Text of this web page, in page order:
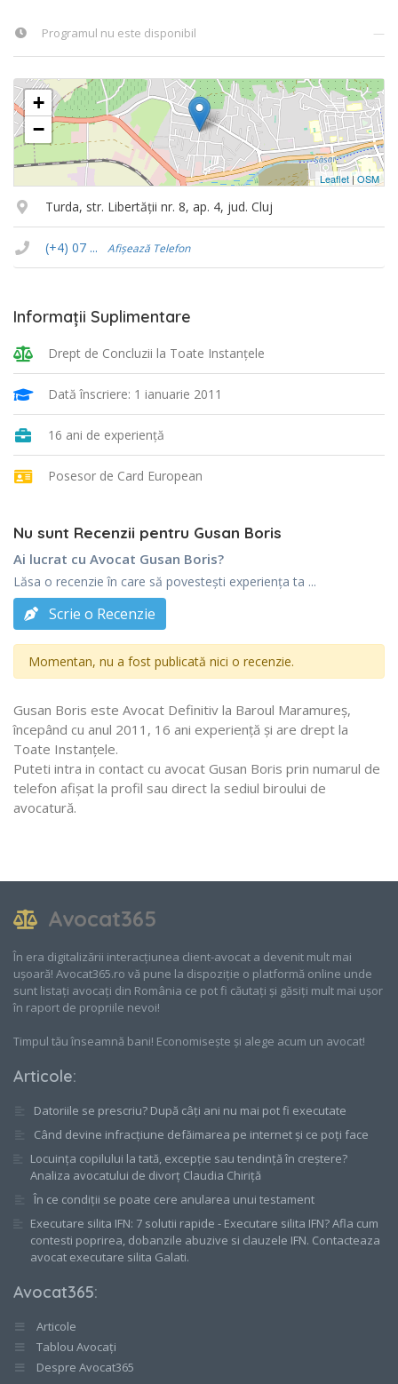
Programul nu este disponibil —
+
−
Leaflet|OSM
Turda, str. Libertății nr. 8, ap. 4, jud. Cluj
(+4) 07 ... Afișează Telefon
Informații Suplimentare
Drept de Concluzii la Toate Instanţele
Dată înscriere: 1 ianuarie 2011
16 ani de experiență
Posesor de Card European
Nu sunt Recenzii pentru Gusan Boris
Ai lucrat cu Avocat Gusan Boris?
Lăsa o recenzie în care să povestești experiența ta ...
Scrie o Recenzie
Momentan, nu a fost publicată nici o recenzie.
Gusan Boris este Avocat Definitiv la Baroul Maramureş,
începând cu anul 2011, 16 ani experiență și are drept la
Toate Instanţele.
Puteti intra in contact cu avocat Gusan Boris prin numarul de
telefon afișat la profil sau direct la sediul biroului de
avocatură.
Avocat365
În era digitalizării interacțiunea client-avocat a devenit mult mai
ușoară! Avocat365.ro vă pune la dispoziție o platformă online unde
sunt listați avocați din România ce pot fi căutați și găsiți mult mai ușor
în raport de propriile nevoi!
Timpul tău înseamnă bani! Economisește și alege acum un avocat!
Articole:
Datoriile se prescriu? După câți ani nu mai pot fi executate
Când devine infracțiune defăimarea pe internet și ce poți face
Locuința copilului la tată, excepție sau tendință în creștere?
Analiza avocatului de divorț Claudia Chiriță
În ce condiții se poate cere anularea unui testament
Executare silita IFN: 7 solutii rapide - Executare silita IFN? Afla cum
contesti poprirea, dobanzile abuzive si clauzele IFN. Contacteaza
avocat executare silita Galati.
Avocat365:
Articole
Tablou Avocați
Despre Avocat365